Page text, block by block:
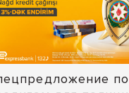
по